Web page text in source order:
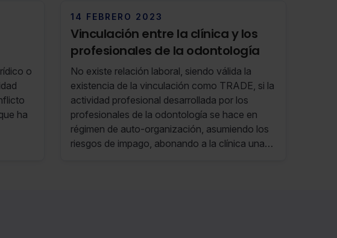
o
ha
14 FEBRERO 2023
Vinculación entre la clínica y los
profesionales de la odontología
No existe relación laboral, siendo válida la
existencia de la vinculación como TRADE, si la
actividad profesional desarrollada por los
profesionales de la odontología se hace en
régimen de auto-organización, asumiendo los
riesgos de impago, abonando a la clínica una